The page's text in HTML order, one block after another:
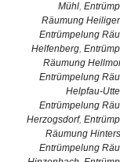
Mühl,
Räumung
Entrümpelung
Helfenberg,
Räumung
Entrümpelung
Helpfau-
Entrümpelung
Herzogsdorf,
Räumung
Entrümpelung